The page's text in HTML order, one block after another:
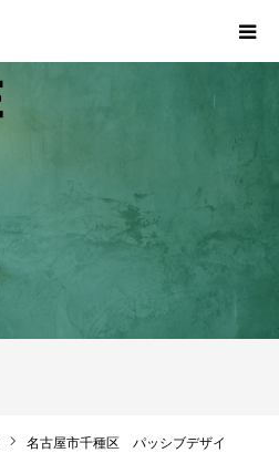
名古屋市千種区 パッシブデザイ